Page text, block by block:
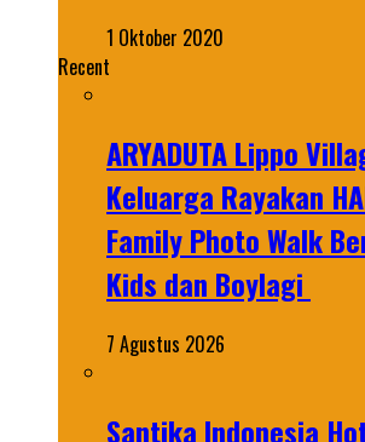
1 Oktober 2020
Recent
ARYADUTA Lippo
Keluarga Rayakan
Family Photo Walk
Kids dan Boylagi
7 Agustus 2026
Santika Indonesia